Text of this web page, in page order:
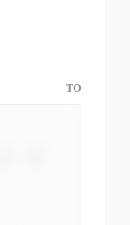
TOP3交易国